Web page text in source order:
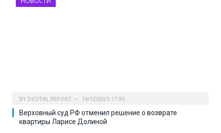
BY DIGITAL REPORT 16/12/2025 17:35
Верховный суд РФ отменил решение о возврате
квартиры Ларисе Долиной